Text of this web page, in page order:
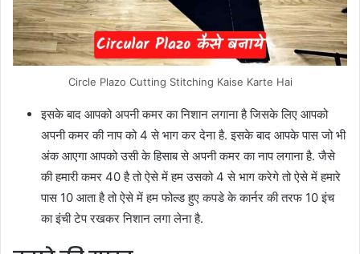
Circle Plazo Cutting Stitching Kaise Karte Hai
इसके बाद आपको अपनी कमर का निशान लगाना है जिसके लिए आपको
अपनी कमर की नाप को 4 से भाग कर देना है. इसके बाद आपके पास जो भी
अंक आएगा आपको उसी के हिसाब से अपनी कमर का नाप लगाना है. जैसे
की हमारी कमर 40 है तो ऐसे में हम उसको 4 से भाग करेगे तो ऐसे में हमारे
पास 10 आता है तो ऐसे में हम फोल्ड हुए कपडे के कार्नर की तरफ 10 इंच
का इंची टेप रखकर निशान लगा लेना है.